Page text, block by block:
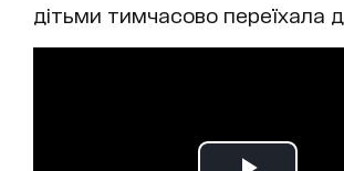
дітьми тимчасово переїхала